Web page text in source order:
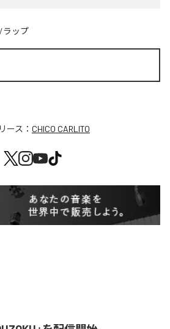
ラップ
ース： CHICO CARLITO